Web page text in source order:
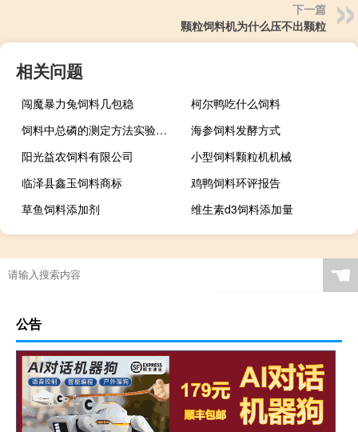
下一篇
颗粒饲料机为什么压不出颗粒
相关问题
闯魔暴力兔饲料几包稳
柯尔鸭吃什么饲料
饲料中总磷的测定方法实验报告
海参饲料发酵方式
阳光益农饲料有限公司
小型饲料颗粒机机械
临泽县鑫玉饲料商标
鸡鸭饲料环评报告
草鱼饲料添加剂
维生素d3饲料添加量
☚
公告